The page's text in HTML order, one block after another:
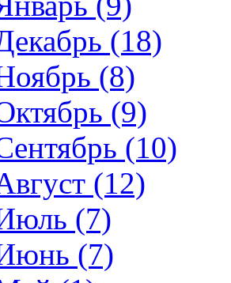
(18)
(8)
(9)
(10)
(12)
(7)
(7)